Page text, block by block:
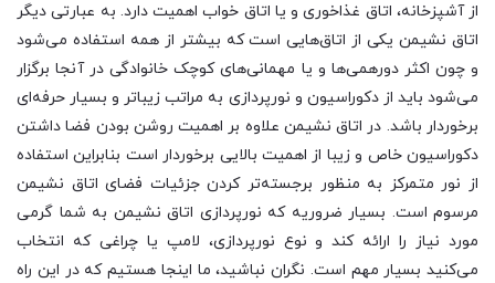
از آشپزخانه، اتاق غذاخوری و یا اتاق خواب اهمیت دارد. به عبارتی دیگر
اتاق نشیمن یکی از اتاق‌هایی است که بیشتر از همه استفاده می‌شود
و چون اکثر دورهمی‌ها و یا مهمانی‌های کوچک خانوادگی در آنجا برگزار
می‌شود باید از دکوراسیون و نورپردازی به مراتب زیباتر و بسیار حرفه‌ای
برخوردار باشد. در اتاق نشیمن علاوه بر اهمیت روشن بودن فضا داشتن
دکوراسیون خاص و زیبا از اهمیت بالایی برخوردار است بنابراین استفاده
از نور متمرکز به منظور برجسته‌تر کردن جزئیات فضای اتاق نشیمن
مرسوم است. بسیار ضروریه که نورپردازی اتاق نشیمن به شما گرمی
مورد نیاز را ارائه کند و نوع نورپردازی، لامپ یا چراغی که انتخاب
می‌کنید بسیار مهم است. نگران نباشید، ما اینجا هستیم که در این راه